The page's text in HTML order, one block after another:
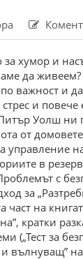
хумор и
да
важност и
стрес и
Уолш ни
от
управление
в
с
за
част на
кратки
(„Тест за
и вълнуващ”